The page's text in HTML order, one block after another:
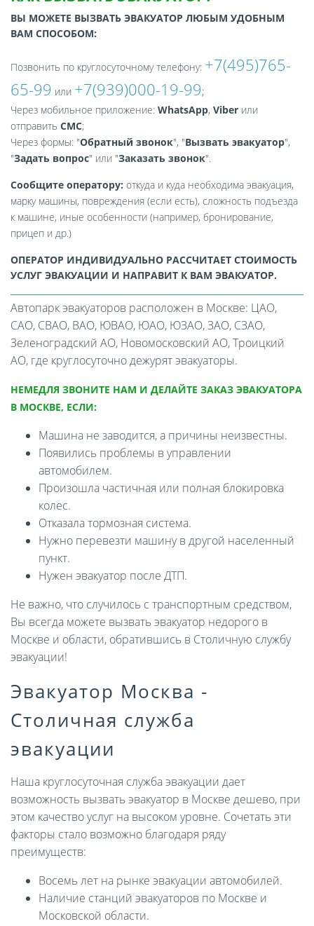
ВЫ МОЖЕТЕ ВЫЗВАТЬ ЭВАКУАТОР ЛЮБЫМ УДОБНЫМ
ВАМ СПОСОБОМ:
Позвонить по круглосуточному телефону: +7(495)765-
65-99 или +7(939)000-19-99;
Через мобильное приложение: WhatsApp, Viber или
отправить СМС;
Через формы: "Обратный звонок", "Вызвать эвакуатор",
"Задать вопрос" или "Заказать звонок".
Сообщите оператору: откуда и куда необходима эвакуация,
марку машины, повреждения (если есть), сложность подъезда
к машине, иные особенности (например, бронирование,
прицеп и др.)
ОПЕРАТОР ИНДИВИДУАЛЬНО РАССЧИТАЕТ СТОИМОСТЬ
УСЛУГ ЭВАКУАЦИИ И НАПРАВИТ К ВАМ ЭВАКУАТОР.
Автопарк эвакуаторов расположен в Москве: ЦАО,
САО, СВАО, ВАО, ЮВАО, ЮАО, ЮЗАО, ЗАО, СЗАО,
Зеленоградский АО, Новомосковский АО, Троицкий
АО, где круглосуточно дежурят эвакуаторы.
НЕМЕДЛЯ ЗВОНИТЕ НАМ И ДЕЛАЙТЕ ЗАКАЗ ЭВАКУАТОРА
В МОСКВЕ, ЕСЛИ:
Машина не заводится, а причины неизвестны.
Появились проблемы в управлении
автомобилем.
Произошла частичная или полная блокировка
колес.
Отказала тормозная система.
Нужно перевезти машину в другой населенный
пункт.
Нужен эвакуатор после ДТП.
Не важно, что случилось с транспортным средством,
Вы всегда можете вызвать эвакуатор недорого в
Москве и области, обратившись в Столичную службу
эвакуации!
Эвакуатор Москва -
Столичная служба
эвакуации
Наша круглосуточная служба эвакуации дает
возможность вызвать эвакуатор в Москве дешево, при
этом качество услуг на высоком уровне. Сочетать эти
факторы стало возможно благодаря ряду
преимуществ:
Восемь лет на рынке эвакуации автомобилей.
Наличие станций эвакуаторов по Москве и
Московской области.